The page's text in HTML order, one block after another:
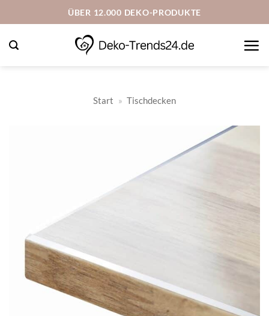
Inhalt
springen
ÜBER 12.000 DEKO-PRODUKTE
Start » Tischdecken